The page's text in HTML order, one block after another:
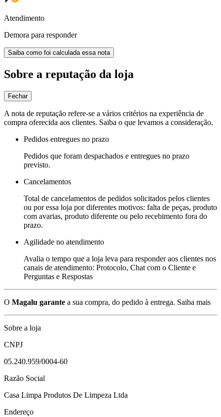
Atendimento
Demora para responder
Saiba como foi calculada essa nota
Sobre a reputação da loja
Fechar
A nota de reputação refere-se a vários critérios na experiência de
compra oferecida aos clientes. Saiba o que levamos a consideração.
Pedidos entregues no prazo
Pedidos que foram despachados e entregues no prazo
previsto.
Cancelamentos
Total de cancelamentos de pedidos solicitados pelos clientes
ou por essa loja por diferentes motivos: falta de peças, produto
com avarias, produto diferente ou pelo recebimento fora do
prazo.
Agilidade no atendimento
Avalia o tempo que a loja leva para responder aos clientes nos
canais de atendimento: Protocolo, Chat com o Cliente e
Perguntas e Respostas
O Magalu garante a sua compra, do pedido à entrega. Saiba mais
Sobre a loja
CNPJ
05.240.959/0004-60
Razão Social
Casa Limpa Produtos De Limpeza Ltda
Endereço